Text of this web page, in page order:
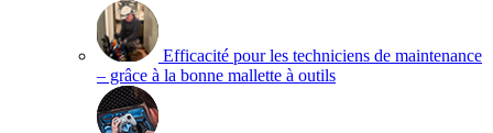
Efficacité pour les techniciens de maintenance
– grâce à la bonne mallette à outils